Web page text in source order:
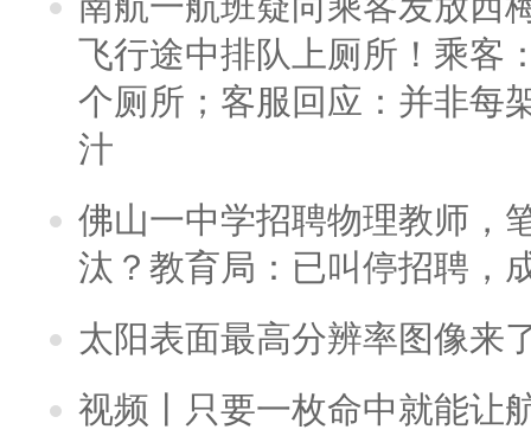
飞行途中排队上厕所！乘客
个厕所；客服回应：并非每
汁
佛山一中学招聘物理教师，
汰？教育局：已叫停招聘，
太阳表面最高分辨率图像来
视频丨只要一枚命中就能让